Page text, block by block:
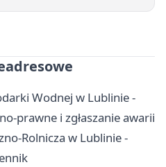
Wodnej w Lublinie -
prawne i zgłaszanie awarii
Rolnicza w Lublinie -